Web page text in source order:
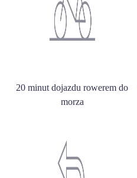
20 minut dojazdu rowerem do
morza